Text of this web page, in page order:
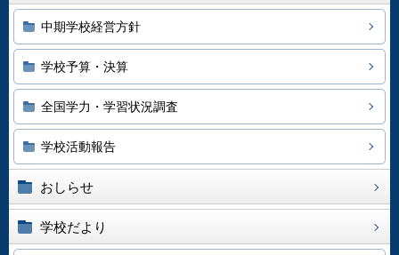
中期学校経営方針
学校予算・決算
全国学力・学習状況調査
学校活動報告
おしらせ
学校だより